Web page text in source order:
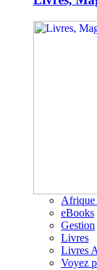
Afrique
eBooks
Gestion
Livres
Livres
Voyez